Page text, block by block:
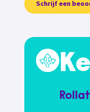
Schrijf een